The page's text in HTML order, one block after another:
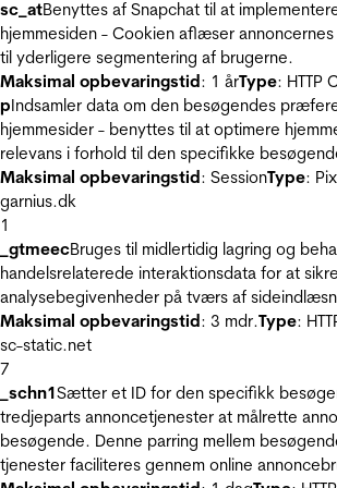
sc_atBenyttes af Snapchat til at
hjemmesiden - Cookien aflæser
til yderligere segmentering af brugerne.
Maksimal opbevaringstid: 1 årType: HTTP
pIndsamler data om den besøgendes
hjemmesider - benyttes til at optimere
relevans i forhold til den specifikke
Maksimal opbevaringstid: SessionType:
garnius.dk
1
_gtmeecBruges til midlertidig lagring og
handelsrelaterede interaktionsdata for at
analysebegivenheder på tværs af
Maksimal opbevaringstid: 3 mdr.Type:
sc-static.net
7
_schn1Sætter et ID for den specifikk
tredjeparts annoncetjenester at målrette
besøgende. Denne parring mellem
tjenester faciliteres gennem online